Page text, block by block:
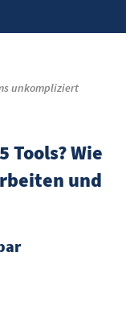
unkompliziert
Wie
und